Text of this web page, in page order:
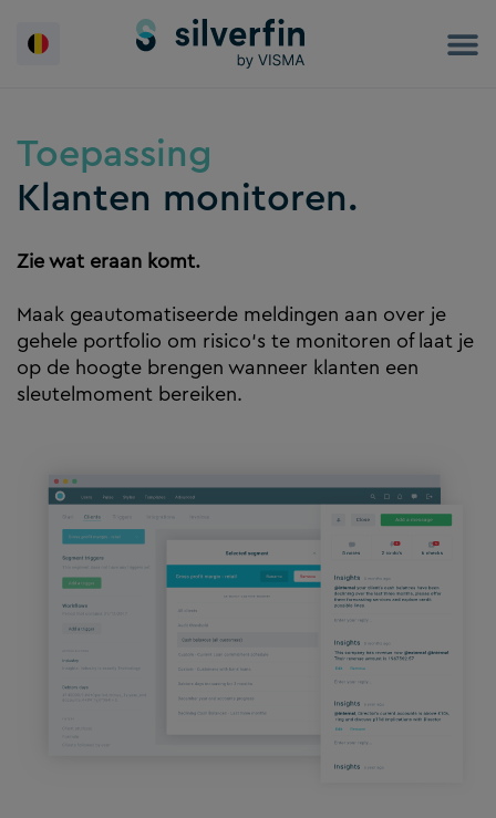
naar
Toepassing
Klanten monitoren.
Zie wat eraan komt.
Maak geautomatiseerde meldingen aan over je
gehele portfolio om risico‘s te monitoren of laat je
op de hoogte brengen wanneer klanten een
sleutelmoment bereiken.